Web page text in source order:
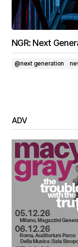
NGR: Next
@next generation
ADV